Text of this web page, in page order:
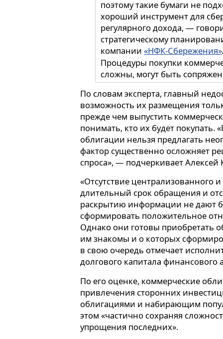
поэтому такие бумаги не
хороший инструмент для
регулярного дохода, —
стратегическому
компании «НФК-Сбережения»
Процедуры покупки
сложны, могут быть
транзакционными
перекладываются на
порог для инвестиции,
целесообразность сделок,
десятками и сотнями тысяч
По словам эксперта, главный
возможность их размещения
прежде чем выпустить
понимать, кто их будет
облигации нельзя предлагать
фактор существенно осложняет
спроса», — подчеркивает Алексей
«Отсутствие централизованного
длительный срок обращения и
раскрытию информации не дают
сформировать положительное
Однако они готовы приобретать
им знакомы и о которых
в свою очередь отмечает
долгового капитала финансового
По его оценке, коммерческие
привлечения сторонних
облигациями и набирающим
этом «частично сохраняя
упрощения последних».